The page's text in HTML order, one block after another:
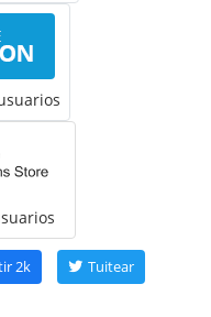
2k Tuitear